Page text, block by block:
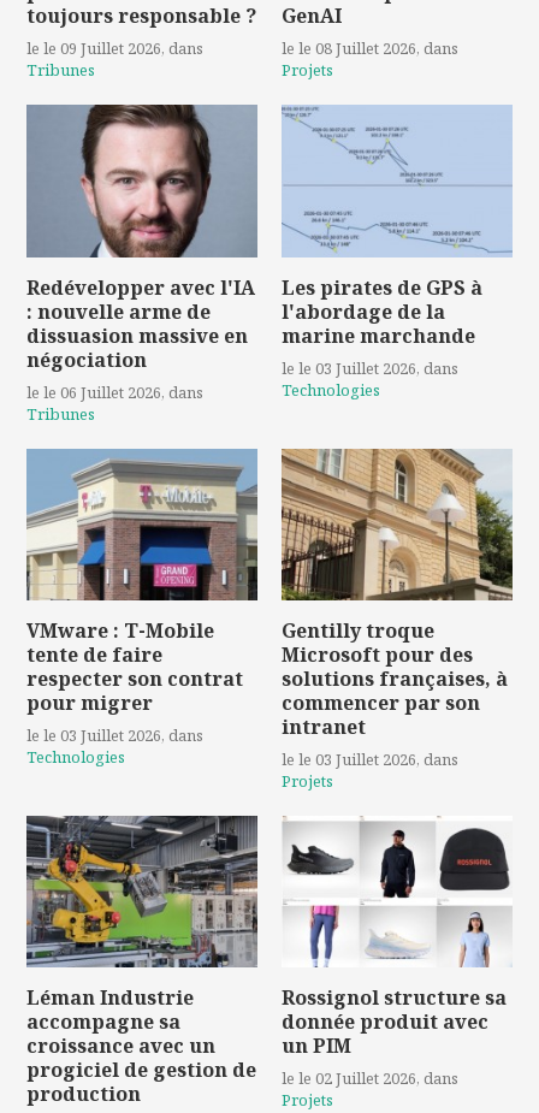
toujours responsable ?
le le 09 Juillet 2026, dans
Tribunes
GenAI
le le 08 Juillet 2026, dans
Projets
Redévelopper avec l'IA
: nouvelle arme de
dissuasion massive en
négociation
le le 06 Juillet 2026, dans
Tribunes
Les pirates de GPS à
l'abordage de la
marine marchande
le le 03 Juillet 2026, dans
Technologies
VMware : T-Mobile
tente de faire
respecter son contrat
pour migrer
le le 03 Juillet 2026, dans
Technologies
Gentilly troque
Microsoft pour des
solutions françaises, à
commencer par son
intranet
le le 03 Juillet 2026, dans
Projets
Léman Industrie
accompagne sa
croissance avec un
progiciel de gestion de
production
Rossignol structure sa
donnée produit avec
un PIM
le le 02 Juillet 2026, dans
Projets